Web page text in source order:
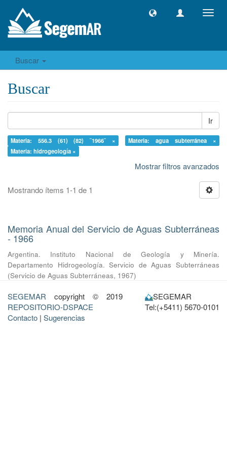
Buscar
Buscar
Ir
Materia: 556.3 (61) (82) ¨1966¨ ×
Materia: agua subterránea ×
Materia: hidrogeología ×
Mostrar filtros avanzados
Mostrando ítems 1-1 de 1
Memoria Anual del Servicio de Aguas Subterráneas
- 1966
Argentina. Instituto Nacional de Geología y Minería.
Departamento Hidrogeología. Servicio de Aguas Subterráneas
(Servicio de Aguas Subterráneas, 1967)
SEGEMAR copyright © 2019
REPOSITORIO-DSPACE
Contacto | Sugerencias
SEGEMAR
Tel:(+5411) 5670-0101